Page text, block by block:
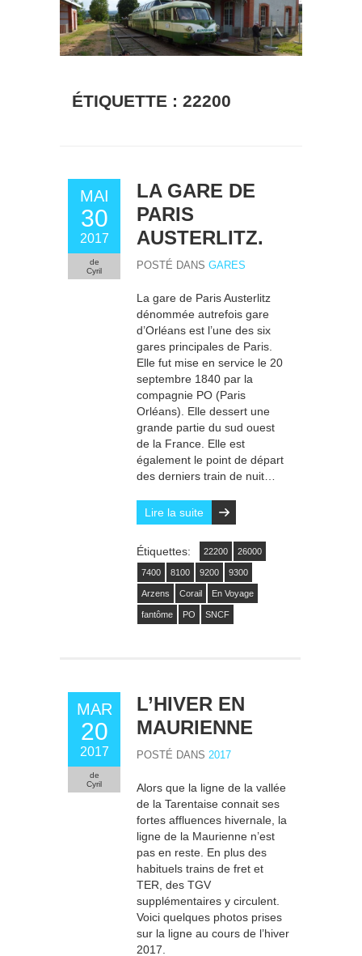
ÉTIQUETTE : 22200
MAI
30
2017
de
Cyril
LA GARE DE
PARIS
AUSTERLITZ.
POSTÉ DANS GARES
La gare de Paris Austerlitz
dénommée autrefois gare
d’Orléans est l’une des six
gares principales de Paris.
Elle fut mise en service le 20
septembre 1840 par la
compagnie PO (Paris
Orléans). Elle dessert une
grande partie du sud ouest
de la France. Elle est
également le point de départ
des derniers train de nuit…
Lire la suite
Étiquettes: 22200 26000
7400 8100 9200 9300
Arzens Corail En Voyage
fantôme PO SNCF
MAR
20
2017
de
Cyril
L’HIVER EN
MAURIENNE
POSTÉ DANS 2017
Alors que la ligne de la vallée
de la Tarentaise connait ses
fortes affluences hivernale, la
ligne de la Maurienne n’est
pas en reste. En plus des
habituels trains de fret et
TER, des TGV
supplémentaires y circulent.
Voici quelques photos prises
sur la ligne au cours de l’hiver
2017.